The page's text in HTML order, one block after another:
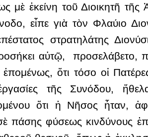
μὲ ἐκείνη τοῦ Διοικητῆ
εἶπε γιὰ τὸν Φλαύιο
στρατηλάτης
αὐτῷ, προσελάβετο,
ὅτι τόσο οἱ
τῆς Συνόδου,
ὅτι ἡ Νῆσος ἦταν,
σὲ πάσης φύσεως κινδύνους